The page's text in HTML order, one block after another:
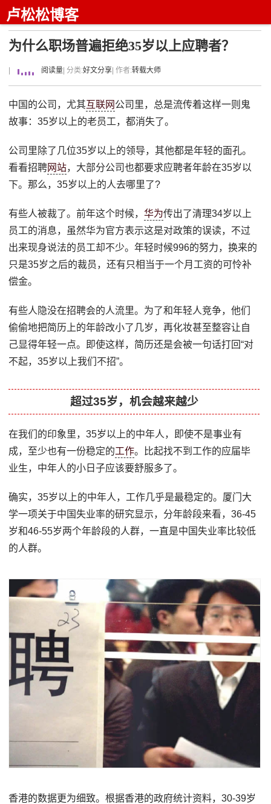
卢松松博客
为什么职场普遍拒绝35岁以上应聘者？
阅读量 | 分类:好文分享 | 作者:转载大师
中国的公司，尤其互联网 公司里，总是流传着这样一则鬼
故事：35岁以上的老员工，都消失了。
公司里除了几位35岁以上的领导，其他都是年轻的面孔。
看看招聘网站，大部分公司也都要求应聘者年龄在35岁以
下。那么，35岁以上的人去哪里了?
有些人被裁了。前年这个时候，华为传出了清理34岁以上
员工的消息，虽然华为官方表示这是对政策的误读，不过
出来现身说法的员工却不少。年轻时候996的努力，换来的
只是35岁之后的裁员，还有只相当于一个月工资的可怜补
偿金。
有些人隐没在招聘会的人流里。为了和年轻人竞争，他们
偷偷地把简历上的年龄改小了几岁，再化妆甚至整容让自
己显得年轻一点。即使这样，简历还是会被一句话打回“对
不起，35岁以上我们不招”。
超过35岁，机会越来越少
在我们的印象里，35岁以上的中年人，即使不是事业有
成，至少也有一份稳定的工作。比起找不到工作的应届毕
业生，中年人的小日子应该要舒服多了。
确实，35岁以上的中年人，工作几乎是最稳定的。厦门大
学一项关于中国失业率的研究显示，分年龄段来看，36-45
岁和46-55岁两个年龄段的人群，一直是中国失业率比较低
的人群。
香港的数据更为细致。根据香港的政府统计资料，30-39岁